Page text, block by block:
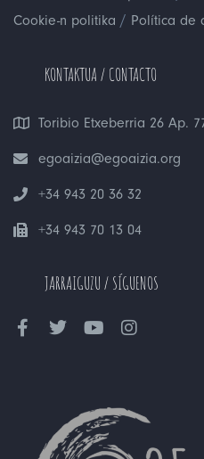
Cookie-n politika / Política de
KONTAKTUA / CONTACTO
Toribio Etxeberria 26 Ap.
egoaizia@egoaizia.org
+34 943 20 36 32
+34 943 70 13 04
JARRAIGUZU / SÍGUENOS